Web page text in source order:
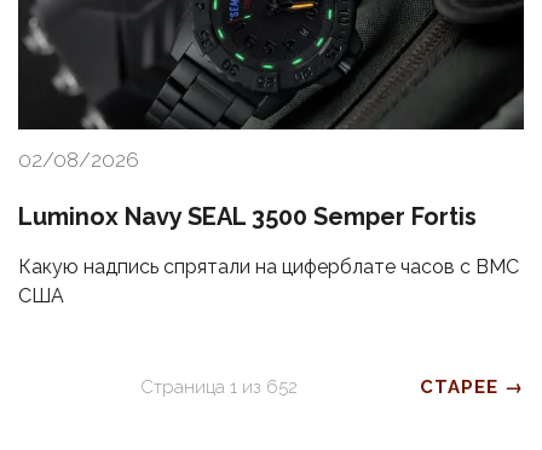
02/08/2026
Luminox Navy SEAL 3500 Semper Fortis
Какую надпись спрятали на циферблате часов с ВМС
США
Страница 1 из 652 СТАРЕЕ →